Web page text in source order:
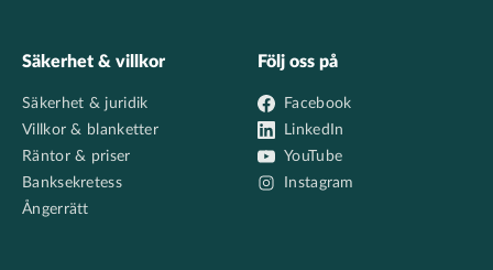
Säkerhet & villkor
Säkerhet & juridik
Villkor & blanketter
Räntor & priser
Banksekretess
Ångerrätt
Följ oss på
Facebook
LinkedIn
YouTube
Instagram